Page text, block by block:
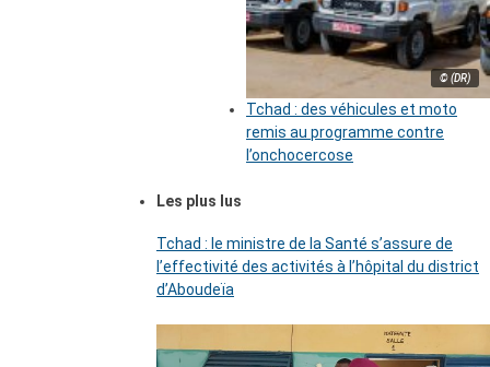
© (DR)
Tchad : des véhicules et moto
remis au programme contre
l’onchocercose
Les plus lus
Tchad : le ministre de la Santé s’assure de
l’effectivité des activités à l’hôpital du district
d’Aboudeïa